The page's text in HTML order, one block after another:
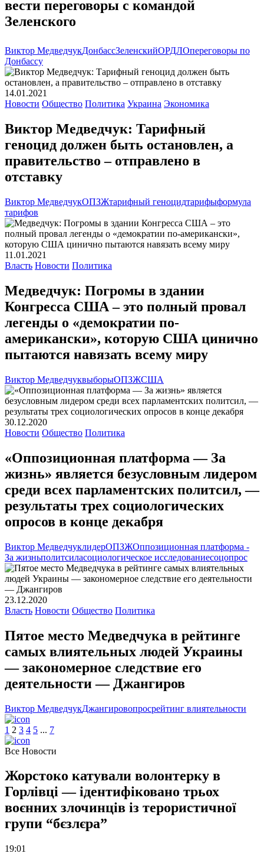
вести переговоры с командой
Зеленского
Виктор МедведчукДонбассЗеленскийОРДЛОпереговоры по
Донбассу
14.01.2021
Новости Общество Политика Украина Экономика
Виктор Медведчук: Тарифный
геноцид должен быть остановлен, а
правительство – отправлено в
отставку
Виктор МедведчукОПЗЖтарифный геноцидтарифыформула
тарифов
11.01.2021
Власть Новости Политика
Медведчук: Погромы в здании
Конгресса США – это полный провал
легенды о «демократии по-
американски», которую США цинично
пытаются навязать всему миру
Виктор МедведчуквыборыОПЗЖСША
30.12.2020
Новости Общество Политика
«Оппозиционная платформа — За
жизнь» является безусловным лидером
среди всех парламентских политсил, —
результаты трех социологических
опросов в конце декабря
Виктор МедведчуклидерОПЗЖОппозиционная платформа -
За жизньполитсиласоциологическое исследованиесоцопрос
23.12.2020
Власть Новости Общество Политика
Пятое место Медведчука в рейтинге
самых влиятельных людей Украины
— закономерное следствие его
деятельности — Джангиров
Виктор МедведчукДжангировопросрейтинг влиятельности
1 2 3 4 5 ... 7
Все Новости
Жорстоко катували волонтерку в
Горлівці — ідентифіковано трьох
воєнних злочинців із терористичної
групи “бєзлєра”
19:01